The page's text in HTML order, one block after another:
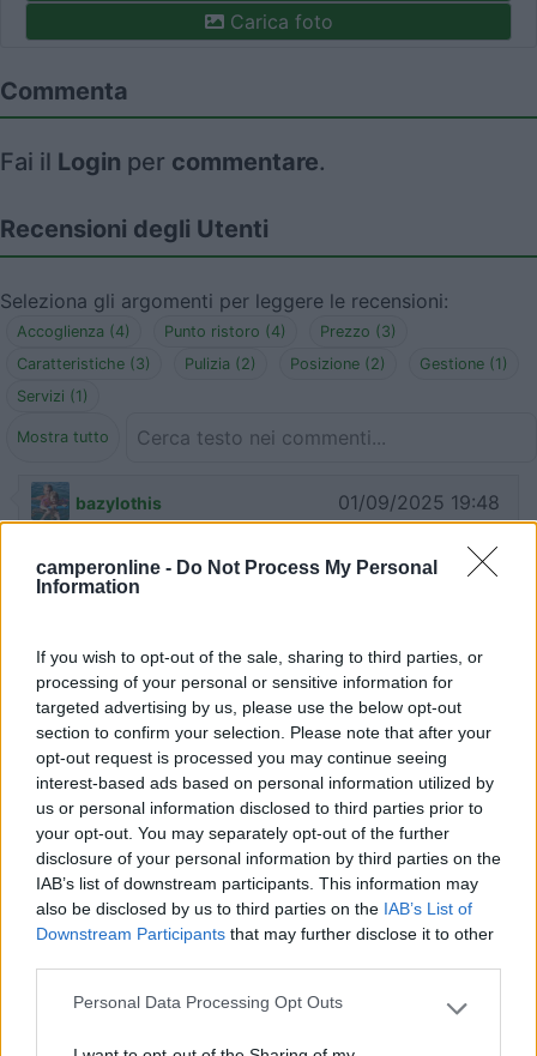
camperonline - Do Not Process My Personal
Information
If you wish to opt-out of the sale, sharing to third parties, or
processing of your personal or sensitive information for
targeted advertising by us, please use the below opt-out
section to confirm your selection. Please note that after your
opt-out request is processed you may continue seeing
interest-based ads based on personal information utilized by
us or personal information disclosed to third parties prior to
your opt-out. You may separately opt-out of the further
disclosure of your personal information by third parties on the
IAB’s list of downstream participants. This information may
also be disclosed by us to third parties on the IAB’s List of
Downstream Participants that may further disclose it to other
Please note that this website/app uses one or more Google
Personal Data Processing Opt Outs
Carica foto
Commenta
Fai il Login per commentare.
Recensioni degli Utenti
Seleziona gli argomenti per leggere le recensioni:
Accoglienza (4) Punto ristoro (4)
Prezzo (3)
Caratteristiche (3)
Pulizia (2) Posizione (2)
Gestione (1)
Servizi (1)
Mostra tutto
bazylothis 01/09/2025 19:48
Ci siamo ora, rispetto ad anni fa sempre di ottimo
livello, molto ben tenuto, pulitissimo, buona
spiaggia ben tenuta. Unico piccolo neo le piazzole
che potrebbero essere un po' più grandi. Alla
reception gentilezza, parlano italiano.
Accoglienza Gestione Prezzo Pulizia
Punto ristoro
Servizi
bazylothis 10/03/2020 17:43
Ottima struttura, molto curata, piazzole terrazzate
tutte con vista mare. Buona taverna sulla spiaggia,
personale molto disponibile che parla italiano. A